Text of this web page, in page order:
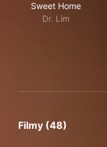
Sweet Home
Dr. Lim
Filmy (48)